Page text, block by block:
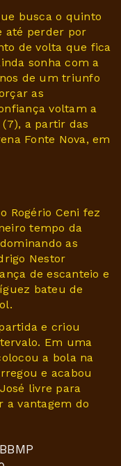
busca o quinto
até perder por
de volta que fica
sonha com a
de um triunfo
as
voltam a
a partir das
Fonte Nova, em
Rogério Ceni fez
tempo da
as
Nestor
de escanteio e
bateu de
e criou
Em uma
a bola na
e acabou
livre para
a vantagem do